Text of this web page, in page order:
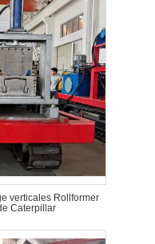
verticales Rollformer
Caterpillar